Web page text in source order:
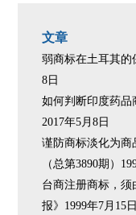
文章
弱商标在土耳其的
8日
如何判断印度药品
2017年5月8日
谨防商标淡化为商
（总第3890期）
台商注册商标，
报》1999年7月15日